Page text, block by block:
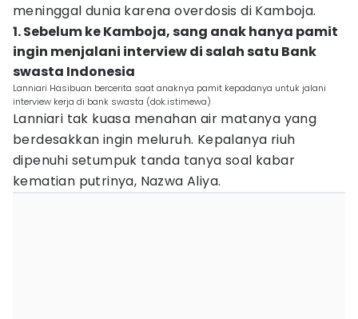
meninggal dunia karena overdosis di Kamboja.
1. Sebelum ke Kamboja, sang anak hanya pamit
ingin menjalani interview di salah satu Bank
swasta Indonesia
Lanniari Hasibuan bercerita saat anaknya pamit kepadanya untuk jalani
interview kerja di bank swasta (dok.istimewa)
Lanniari tak kuasa menahan air matanya yang
berdesakkan ingin meluruh. Kepalanya riuh
dipenuhi setumpuk tanda tanya soal kabar
kematian putrinya, Nazwa Aliya.